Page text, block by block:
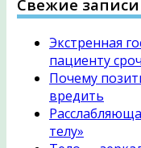
Свежие записи
Экстренная
пациенту
Почему
вредить
телу»